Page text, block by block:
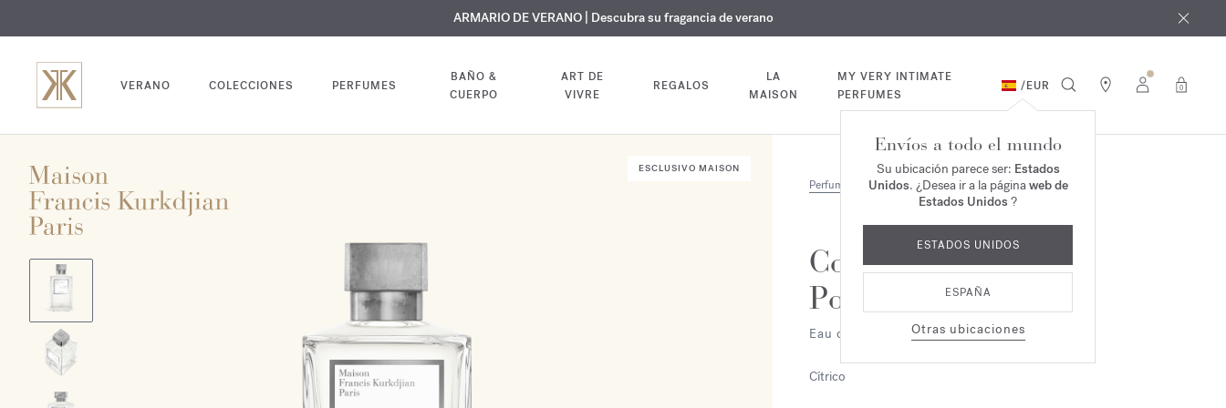
EXCLUSIVO | Descubra la nueva fragancia OUDvelvet mooden su pedido*
GRABADO GRATUITO | En todas las fragancias y aceites corporales hasta el 9 de agosto
ARMARIO DE VERANO | Descubra su fragancia de verano
VERANO COLECCIONES PERFUMES
BAÑO &
CUERPO
ART DE
VIVRE
REGALOS
LA
MAISON
MY VERY INTIMATE
PERFUMES
/EUR 0
Envíos a todo el mundo
Su ubicación parece ser: Estados
Unidos. ¿Desea ir a la páginaweb de
Estados Unidos ?
ESTADOS UNIDOS
ESPAÑA
Otras ubicaciones
ESCLUSIVO MAISON
Perfumes
Cologne
Pour le Matin
Eau de cologne
Cítrico